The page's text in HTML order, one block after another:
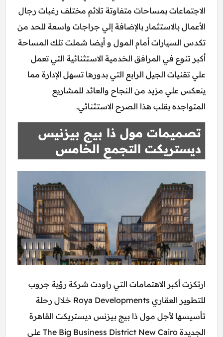
الاجتماعات بمساحات متفاوتة تلائم مختلف رغبات رجال
الأعمال بالاستثمار بالإضافة إلي جراجات واسعة للحد من
تكدس السيارات أمام المول و أيضا شملت تلك المساحة
أكبر تنوع في المرافق الخدمية الاستثنائية التي تعمل
علي تقنيات الجيل الرابع التي بدورها تسهل الإدارة مما
ينعكس علي مزيد من النجاح والعائد للمشاريع
المتواجده بقلب هذا الصرح الاستثنائي.
تصميمات مول ذا بيج بيزنيس
ديستريكت التجمع الخامس
ارتكزت أكبر الاهتمامات التي راودت شركة رؤية جروب
للتطوير العقاري Roya Developments خلال رحلة
تأسيسها لأجل مول ذا بيج بيزنس ديستريكت القاهرة
الجديدة The Big Business District New Cairo علي